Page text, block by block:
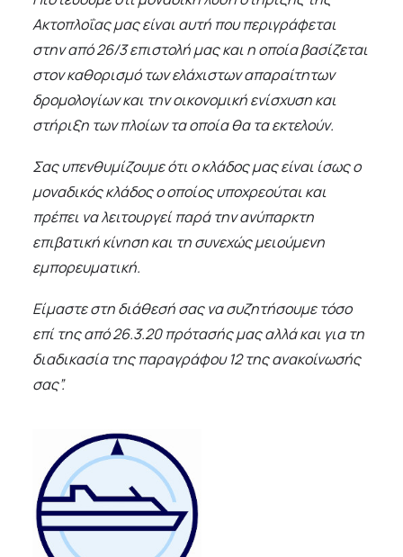
Ακτοπλοΐας μας είναι αυτή που περιγράφεται
στην από 26/3 επιστολή μας και η οποία βασίζεται
στον καθορισμό των ελάχιστων απαραίτητων
δρομολογίων και την οικονομική ενίσχυση και
στήριξη των πλοίων τα οποία θα τα εκτελούν.
Σας υπενθυμίζουμε ότι ο κλάδος μας είναι ίσως ο
μοναδικός κλάδος ο οποίος υποχρεούται και
πρέπει να λειτουργεί παρά την ανύπαρκτη
επιβατική κίνηση και τη συνεχώς μειούμενη
εμπορευματική.
Είμαστε στη διάθεσή σας να συζητήσουμε τόσο
επί της από 26.3.20 πρότασής μας αλλά και για τη
διαδικασία της παραγράφου 12 της ανακοίνωσής
σας”.